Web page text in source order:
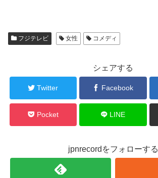
開
き
ま
新
い
開
き
ま
す
)
開
き
ま
フジテレビ 女性 コメディ
シェアする
Twitter Facebook
Pocket LINE
jpnrecordをフォローする